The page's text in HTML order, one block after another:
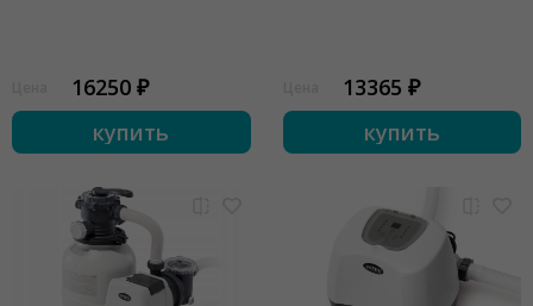
16250 ₽
купить
13365 ₽
купить